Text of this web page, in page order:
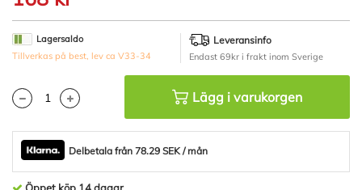
början
av
bildgalleriet
Lagersaldo
Tillverkas på best, lev ca V33-34
Leveransinfo
Endast 69kr i frakt inom Sverige
Lägg i varukorgen
Delbetala från 78.29 SEK / mån